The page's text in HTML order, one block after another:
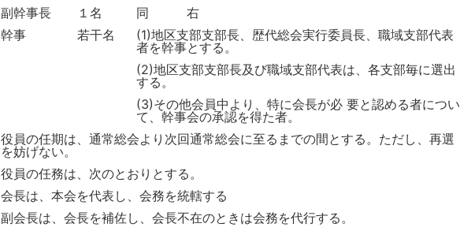
副幹事長
１名
同 右
幹事
若干名
(1)地区支部支部長、歴代総会実行委員長、職域支部代表
者を幹事とする。
(2)地区支部支部長及び職域支部代表は、各支部毎に選出
する。
(3)その他会員中より、特に会長が必 要と認める者につい
て、幹事会の承認を得た者。
役員の任期は、通常総会より次回通常総会に至るまでの間とする。ただし、再選
を妨げない。
役員の任務は、次のとおりとする。
会長は、本会を代表し、会務を統轄する
副会長は、会長を補佐し、会長不在のときは会務を代行する。